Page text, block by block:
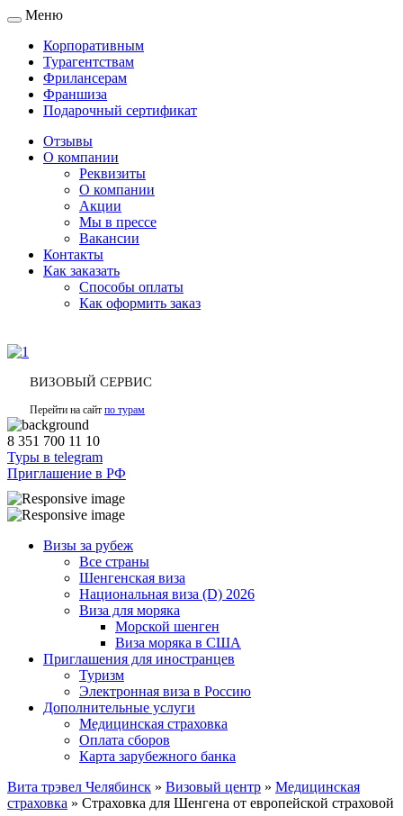
Toggle
navigation
Меню
Корпоративным
Турагентствам
Фрилансерам
Франшиза
Подарочный сертификат
Отзывы
О компании
Реквизиты
О компании
Акции
Мы в прессе
Вакансии
Контакты
Как заказать
Способы оплаты
Как оформить заказ
ВИЗОВЫЙ СЕРВИС
Перейти на сайт по турам
8 351 700 11 10
Туры в telegram
Приглашение в РФ
Визы за рубеж
Все страны
Шенгенская виза
Национальная виза (D) 2026
Виза для моряка
Морской шенген
Виза моряка в США
Приглашения для иностранцев
Туризм
Электронная виза в Россию
Дополнительные услуги
Медицинская страховка
Оплата сборов
Карта зарубежного банка
Вита трэвел Челябинск » Визовый центр » Медицинская
страховка » Страховка для Шенгена от европейской страховой